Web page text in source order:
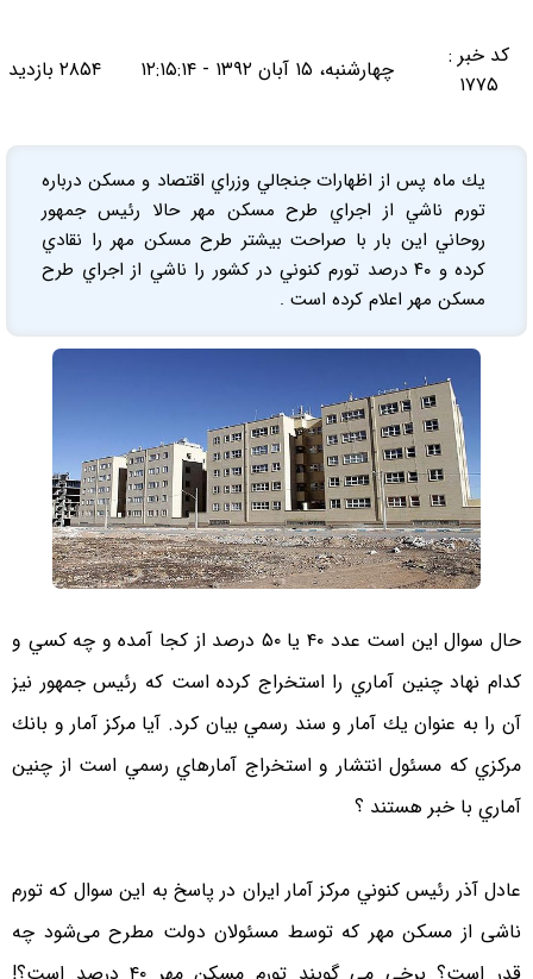
کد خبر :
۱۷۷۵
چهارشنبه، ۱۵ آبان ۱۳۹۲ - ۱۲:۱۵:۱۴ ۲۸۵۴ بازدید
يك ماه پس از اظهارات جنجالي وزراي اقتصاد و مسكن درباره
تورم ناشي از اجراي طرح مسكن مهر حالا رئيس جمهور
روحاني اين بار با صراحت بيشتر طرح مسكن مهر را نقادي
كرده و ۴۰ درصد تورم كنوني در كشور را ناشي از اجراي طرح
مسكن مهر اعلام كرده است .
حال سوال اين است عدد ۴۰ یا ۵۰ درصد از كجا آمده و چه كسي و
كدام نهاد چنين آماري را استخراج كرده است كه رئيس جمهور نيز
آن را به عنوان يك آمار و سند رسمي بيان كرد. آيا مركز آمار و بانك
مركزي كه مسئول انتشار و استخراج آمارهاي رسمي است از چنين
آماري با خبر هستند ؟
عادل آذر رئيس كنوني مركز آمار ايران در پاسخ به اين سوال كه تورم
ناشی از مسکن مهر که توسط مسئولان دولت مطرح می‌شود چه